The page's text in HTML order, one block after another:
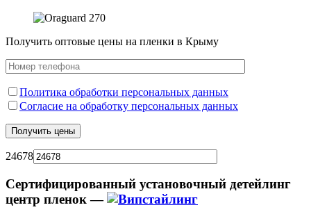
Получить оптовые цены на пленки в Крыму
Политика обработки персональных данных
Согласие на обработку персональных данных
24678
Сертифицированный установочный детейлинг
центр пленок —